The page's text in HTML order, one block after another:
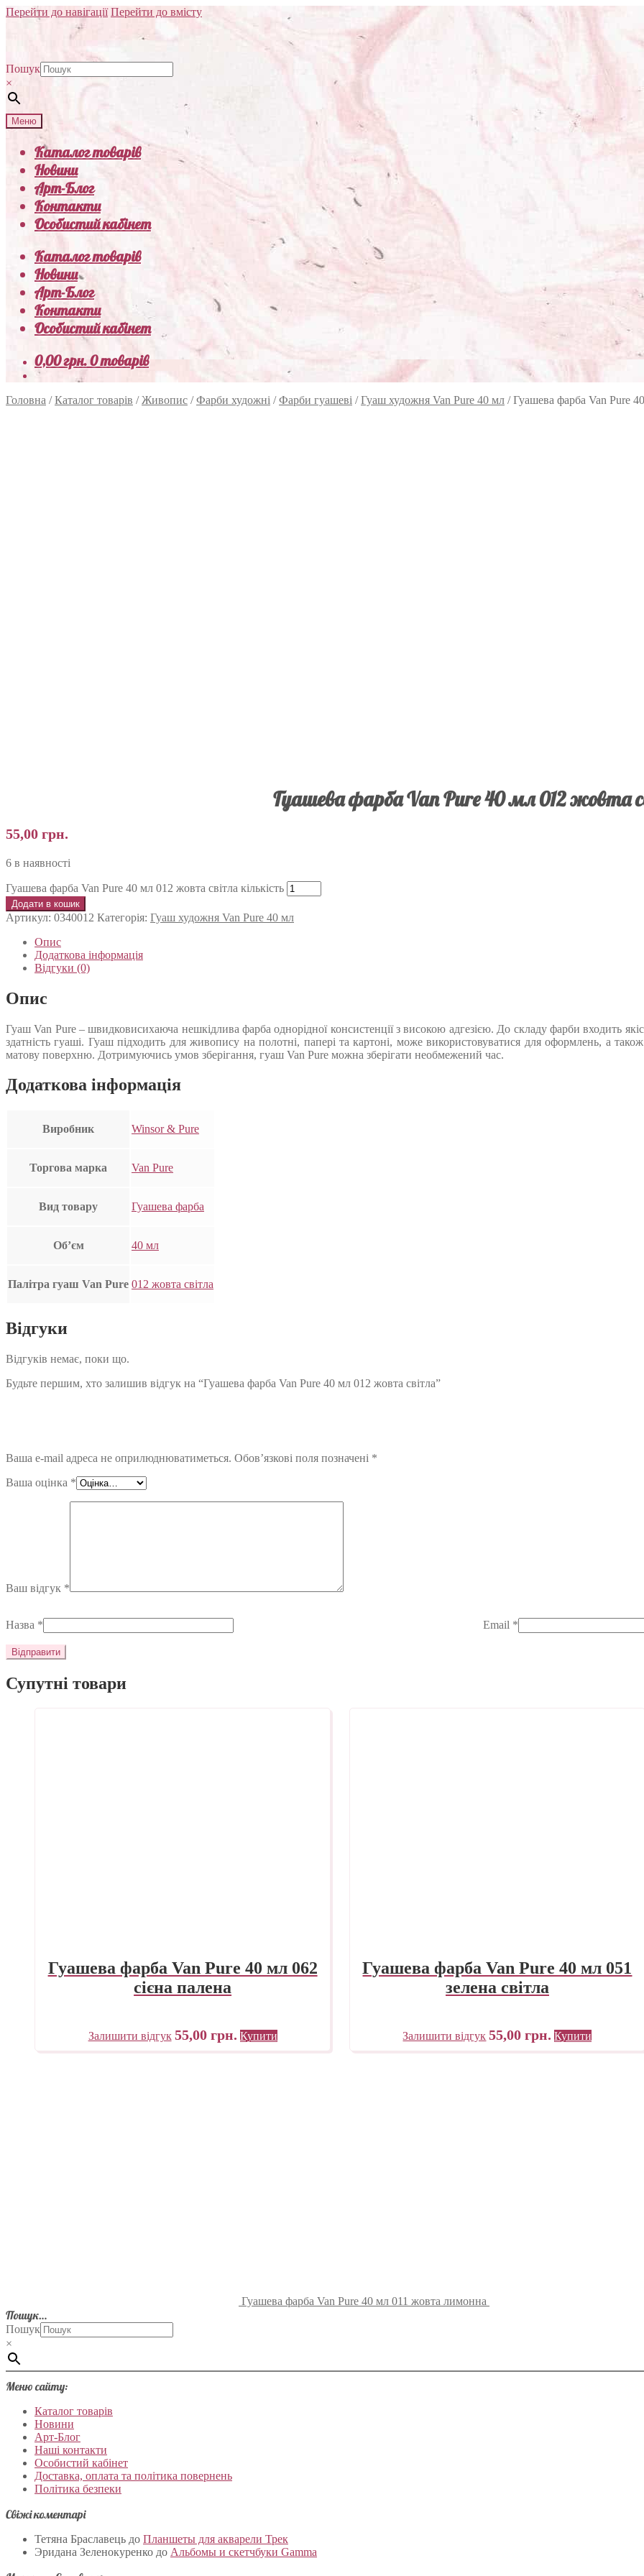
Перейти до навігації Перейти до вмісту
Пошук
×
Меню
Каталог товарів
Новини
Арт-Блог
Контакти
Особистий кабінет
Каталог товарів
Новини
Арт-Блог
Контакти
Особистий кабінет
0,00грн.0 товарів
Головна /Каталог товарів /Живопис /Фарби художні /Фарби гуашеві /Гуаш художня Van Pure 40 мл /Гуашева фарба Van Pure
Гуашева фарба Van Pure 40 мл 012 жовта
55,00 грн.
6 в наявності
Гуашева фарба Van Pure 40 мл 012 жовта світла кількість
Додати в кошик
Артикул: 0340012 Категорія: Гуаш художня Van Pure 40 мл
Опис
Додаткова інформація
Відгуки (0)
Опис
Гуаш Van Pure – швидковисихаюча нешкідлива фарба однорідної консистенції з високою адгезією. До складу фарби входить
здатність гуаші. Гуаш підходить для живопису на полотні, папері та картоні, може використовуватися для оформлень, а
матову поверхню. Дотримуючись умов зберігання, гуаш Van Pure можна зберігати необмежений час.
Додаткова інформація
Виробник Winsor & Pure
Торгова марка Van Pure
Вид товару Гуашева фарба
Об’єм 40 мл
Палітра гуаш Van Pure 012 жовта світла
Відгуки
Відгуків немає, поки що.
Будьте першим, хто залишив відгук на “Гуашева фарба Van Pure 40 мл 012 жовта світла”
Ваша e-mail адреса не оприлюднюватиметься. Обов’язкові поля позначені *
Ваша оцінка *
Ваш відгук *
Назва * Email *
Супутні товари
Гуашева фарба Van Pure 40 мл 062
сієна палена
Залишити відгук 55,00 грн. Купити
Гуашева фарба Van Pure 40 мл 051
зелена світла
Залишити відгук 55,00грн. Купити
Гуашева фарба Van Pure 40 мл 011 жовта лимонна
Пошук…
Пошук
×
Меню сайту:
Каталог товарів
Новини
Арт-Блог
Наші контакти
Особистий кабінет
Доставка, оплата та політика повернень
Політика безпеки
Свіжі коментарі
Тетяна Браславець до Планшеты для акварели Трек
Эридана Зеленокуренко до Альбомы и скетчбуки Gamma